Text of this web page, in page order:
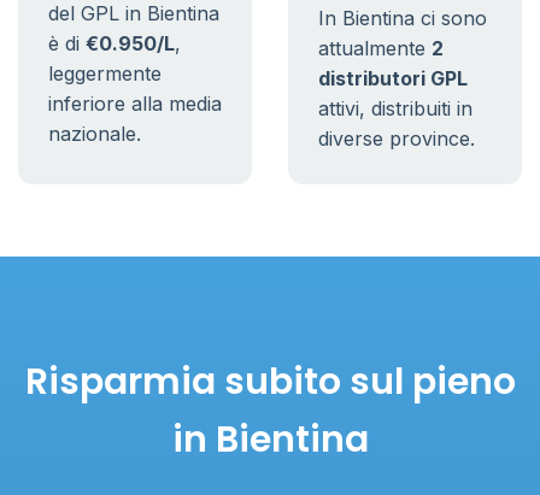
del GPL in Bientina
è di €0.950/L,
leggermente
inferiore alla media
nazionale.
In Bientina ci sono
attualmente 2
distributori GPL
attivi, distribuiti in
diverse province.
Risparmia subito sul pieno
in Bientina